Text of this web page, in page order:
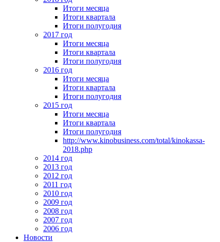
Итоги месяца
Итоги квартала
Итоги полугодия
2017 год
Итоги месяца
Итоги квартала
Итоги полугодия
2016 год
Итоги месяца
Итоги квартала
Итоги полугодия
2015 год
Итоги месяца
Итоги квартала
Итоги полугодия
http://www.kinobusiness.com/total/kinokassa-
2018.php
2014 год
2013 год
2012 год
2011 год
2010 год
2009 год
2008 год
2007 год
2006 год
Новости